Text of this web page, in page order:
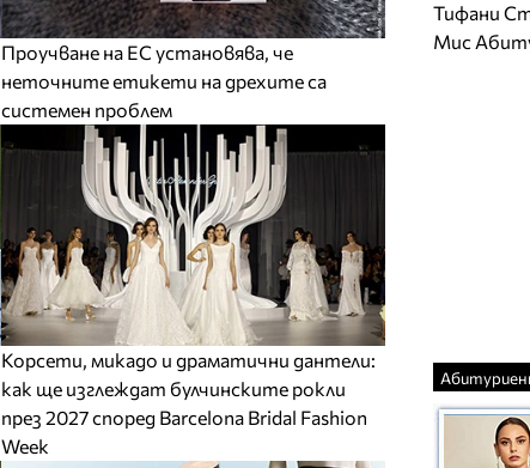
Проучване на ЕС установява, че
неточните етикети на дрехите са
системен проблем
Корсети, микадо и драматични дантели:
как ще изглеждат булчинските рокли
през 2027 според Barcelona Bridal Fashion
Week
Тифани
Мис